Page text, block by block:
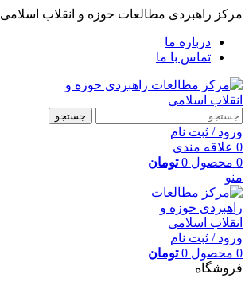
مرکز راهبردی مطالعات حوزه و انقلاب اسلامی
درباره ما
تماس با ما
جستجو
ورود / ثبت نام
0 علاقه مندی
0 محصول 0 تومان
منو
ورود / ثبت نام
0 محصول 0 تومان
فروشگاه